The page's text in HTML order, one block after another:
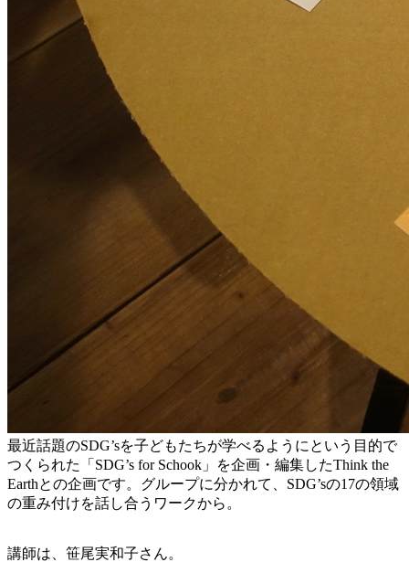
最近話題のSDG’sを子どもたちが学べるようにという目的で
つくられた「SDG’s for Schook」を企画・編集したThink the
Earthとの企画です。グループに分かれて、SDG’sの17の領域
の重み付けを話し合うワークから。
講師は、笹尾実和子さん。